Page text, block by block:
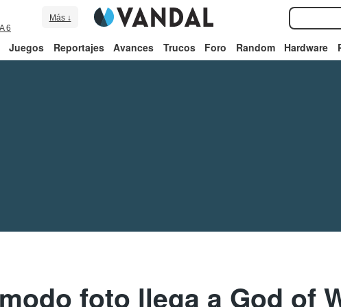
6
Más ↓
Juegos Reportajes Avances Trucos Foro Random Hardware
foto llega a God of